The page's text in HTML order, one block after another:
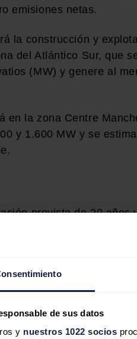
de sus datos
y nuestros 1022 socios
emisiones netas.
la construcción y
del Atlántico Sur, que
(MW) y genere al
en la zona Centre
y 1.600 MW y se
prevista de 20
2025 mediante
organizarán para
forma de una prima
que se calculará
pública de